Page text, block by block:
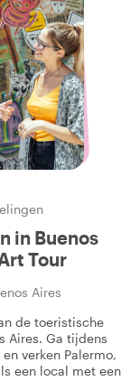
in Buenos
Tour
Aires
de toeristische
Aires. Ga tijdens
verken Palermo,
een local met een